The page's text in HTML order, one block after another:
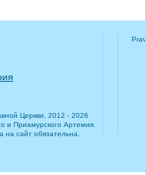
Церкви, 2012 - 2026
и Приамурского Артемия.
на сайт обязательна.